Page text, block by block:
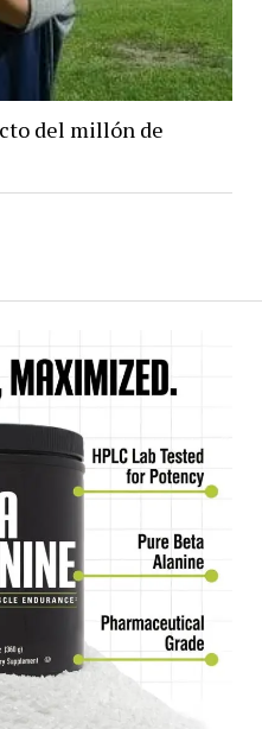
del millón de